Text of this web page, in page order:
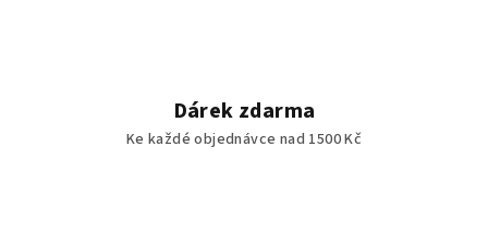
Dárek zdarma
Ke každé objednávce nad 1500 Kč